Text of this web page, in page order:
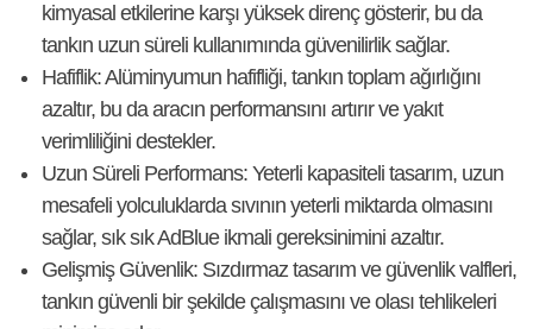
kimyasal etkilerine karşı yüksek direnç gösterir, bu da
tankın uzun süreli kullanımında güvenilirlik sağlar.
Hafiflik:Alüminyumun hafifliği, tankın toplam ağırlığını
azaltır, bu da aracın performansını artırır ve yakıt
verimliliğini destekler.
Uzun Süreli Performans: Yeterli kapasiteli tasarım, uzun
mesafeli yolculuklarda sıvının yeterli miktarda olmasını
sağlar, sık sık AdBlue ikmali gereksinimini azaltır.
Gelişmiş Güvenlik: Sızdırmaz tasarım ve güvenlik valfleri,
tankın güvenli bir şekilde çalışmasını ve olası tehlikeleri